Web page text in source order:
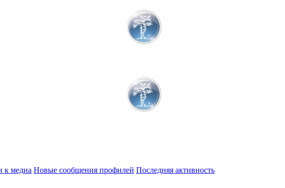
к медиа Новые сообщения профилей Последняя активность